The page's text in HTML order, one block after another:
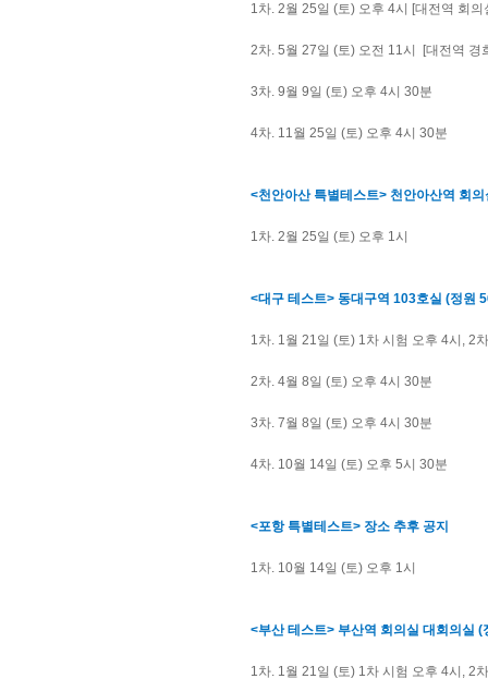
1차. 2월 25일 (토) 오후 4시 [대전역 회
2차. 5월 27일 (토) 오전 11시 [대전역 경
3차. 9월 9일 (토) 오후 4시 30분
4차. 11월 25일 (토) 오후 4시 30분
<천안아산 특별테스트> 천안아산역 회
1차. 2월 25일 (토) 오후 1시
<대구 테스트> 동대구역 103호실 (정원
1차. 1월 21일 (토) 1차 시험 오후 4시, 2
2차. 4월 8일 (토) 오후 4시 30분
3차. 7월 8일 (토) 오후 4시 30분
4차. 10월 14일 (토) 오후 5시 30분
<포항 특별테스트> 장소 추후 공지
1차. 10월 14일 (토) 오후 1시
<부산 테스트> 부산역 회의실 대회의실 (
1차. 1월 21일 (토) 1차 시험 오후 4시, 2